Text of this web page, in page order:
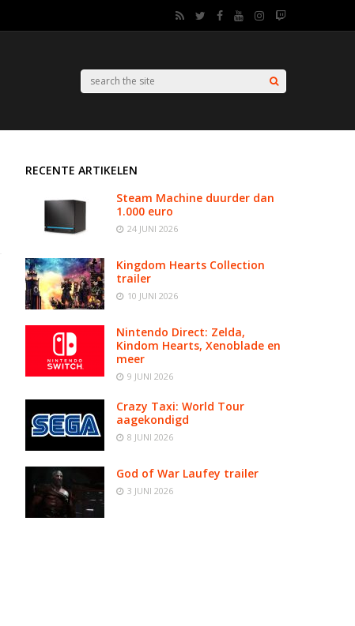
RECENTE ARTIKELEN
Steam Machine duurder dan
1.000 euro
24 JUNI 2026
Kingdom Hearts Collection
trailer
10 JUNI 2026
Nintendo Direct: Zelda,
Kindom Hearts, Xenoblade en
meer
9 JUNI 2026
Crazy Taxi: World Tour
aagekondigd
8 JUNI 2026
God of War Laufey trailer
3 JUNI 2026